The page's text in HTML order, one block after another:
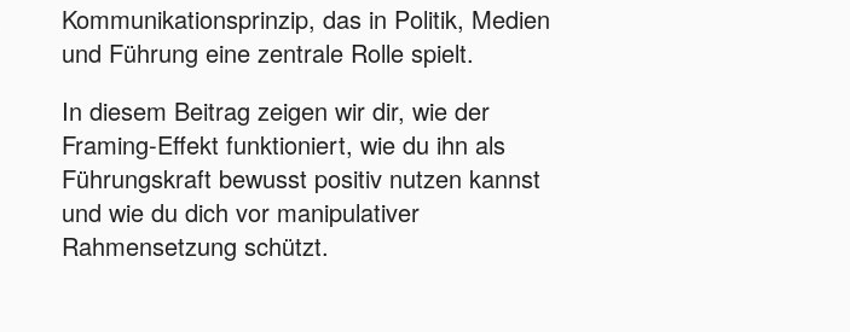
Kommunikationsprinzip, das in Politik, Medien
und Führung eine zentrale Rolle spielt.
In diesem Beitrag zeigen wir dir, wie der
Framing-Effekt funktioniert, wie du ihn als
Führungskraft bewusst positiv nutzen kannst
und wie du dich vor manipulativer
Rahmensetzung schützt.